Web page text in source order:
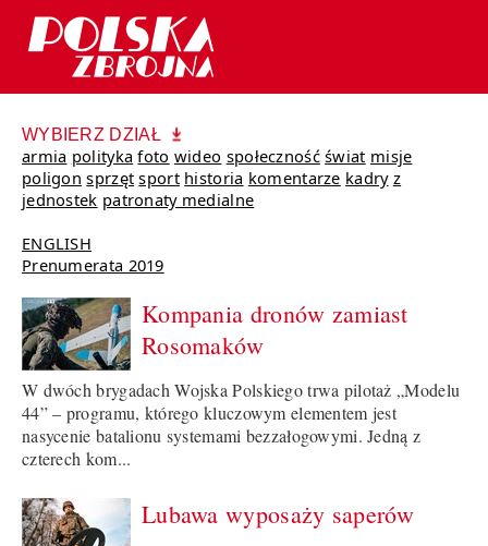
WYBIERZ DZIAŁ
armia polityka foto wideo społeczność świat misje
poligon sprzęt sport historia komentarze kadry z
jednostek patronaty medialne
ENGLISH
Prenumerata 2019
Kompania dronów zamiast
Rosomaków
W dwóch brygadach Wojska Polskiego trwa pilotaż „Modelu
44” – programu, którego kluczowym elementem jest
nasycenie batalionu systemami bezzałogowymi. Jedną z
czterech kom...
Lubawa wyposaży saperów